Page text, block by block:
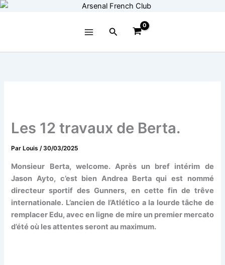
Aller
Rechercher
Les 12 travaux de Berta.
Par Louis/30/03/2025
Monsieur Berta, welcome. Après un bref intérim de
Jason Ayto, c’est bien Andrea Berta qui est nommé
directeur sportif des Gunners, en cette fin de trêve
internationale. L’ancien de l’Atlético a la lourde tâche de
remplacer Edu, avec en ligne de mire un premier mercato
d’été où les attentes seront au maximum.